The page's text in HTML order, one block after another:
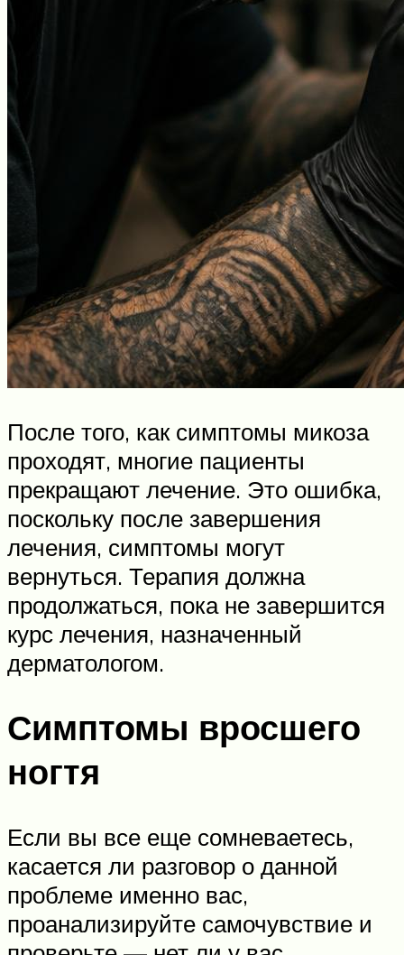
После того, как симптомы микоза
проходят, многие пациенты
прекращают лечение. Это ошибка,
поскольку после завершения
лечения, симптомы могут
вернуться. Терапия должна
продолжаться, пока не завершится
курс лечения, назначенный
дерматологом.
Симптомы вросшего
ногтя
Если вы все еще сомневаетесь,
касается ли разговор о данной
проблеме именно вас,
проанализируйте самочувствие и